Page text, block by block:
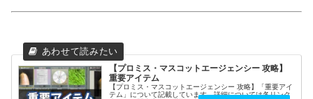
【プロミス・マスコットエージェンシー 攻略】
重要アイテム
【プロミス・マスコットエージェンシー 攻略】「重要アイ
テム」について記載しています。詳細については各リンク